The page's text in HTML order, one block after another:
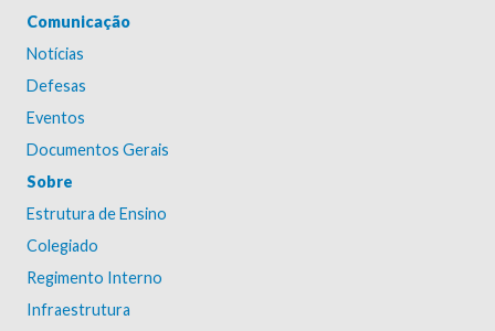
Comunicação
Notícias
Defesas
Eventos
Documentos Gerais
Sobre
Estrutura de Ensino
Colegiado
Regimento Interno
Infraestrutura